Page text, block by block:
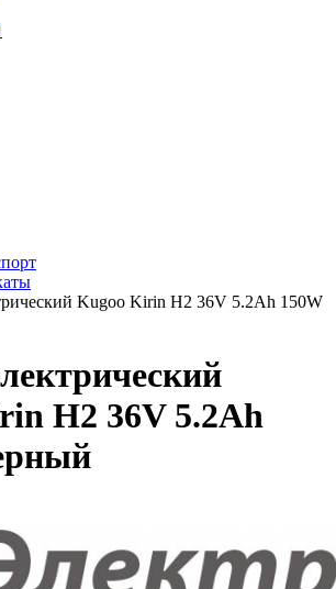
Kugoo Kirin H2 36V 5.2Ah 150W
H2 36V 5.2Ah